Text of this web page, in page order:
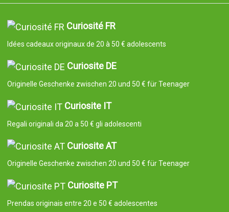
Curiosité FR
Idées cadeaux originaux de 20 à 50 € adolescents
Curiosite DE
Originelle Geschenke zwischen 20 und 50 € für Teenager
Curiosite IT
Regali originali da 20 a 50 € gli adolescenti
Curiosite AT
Originelle Geschenke zwischen 20 und 50 € für Teenager
Curiosite PT
Prendas originais entre 20 e 50 € adolescentes